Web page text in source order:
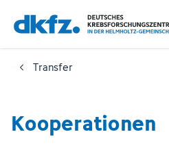
Zum
Hauptinhalt
springen
Zur
Fußzeile
springen
Transfer
Kooperationen